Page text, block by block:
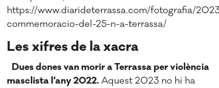
https://www.diarideterrassa.com/fotografia/
commemoracio-del-25-n-a-terrassa/
Les xifres de la xacra
Dues dones van morir a Terrassa per violència
masclista l’any 2022. Aquest 2023 no hi ha